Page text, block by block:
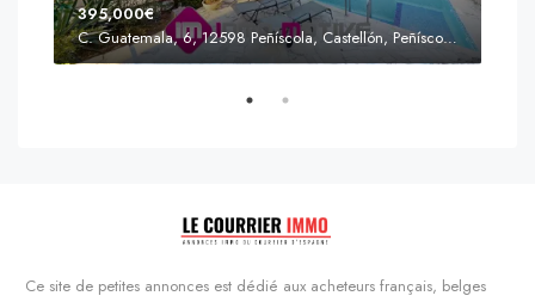
395,000€
C. Guatemala, 6, 12598 Peñíscola, Castellón, Peñíscola, Communauté valencienne
Ce site de petites annonces est dédié aux acheteurs français, belges